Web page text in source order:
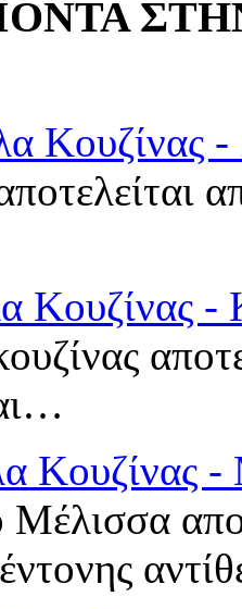
Κουζίνας
Κουζίνας -
Κουζίνας
έντονης